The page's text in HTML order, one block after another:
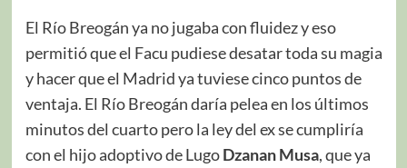
El Río Breogán ya no jugaba con fluidez y eso
permitió que el Facu pudiese desatar toda su magia
y hacer que el Madrid ya tuviese cinco puntos de
ventaja. El Río Breogán daría pelea en los últimos
minutos del cuarto pero la ley del ex se cumpliría
con el hijo adoptivo de LugoDzanan Musa, que ya